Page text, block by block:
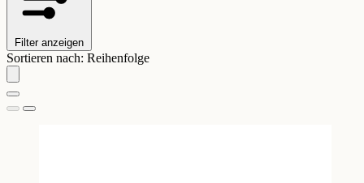
Filter anzeigen
Sortieren nach: Reihenfolge